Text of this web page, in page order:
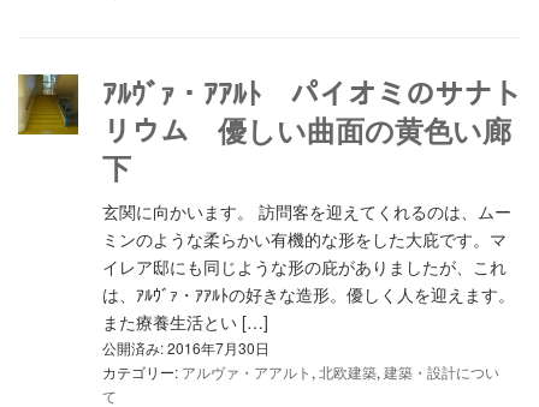
ｱﾙｳﾞｧ・ｱｱﾙﾄ パイオミのサナト
リウム 優しい曲面の黄色い廊
下
玄関に向かいます。 訪問客を迎えてくれるのは、ムー
ミンのような柔らかい有機的な形をした大庇です。マ
イレア邸にも同じような形の庇がありましたが、これ
は、ｱﾙｳﾞｧ・ｱｱﾙﾄの好きな造形。優しく人を迎えます。
また療養生活とい […]
公開済み: 2016年7月30日
カテゴリー: アルヴァ・アアルト , 北欧建築, 建築・設計につい
て